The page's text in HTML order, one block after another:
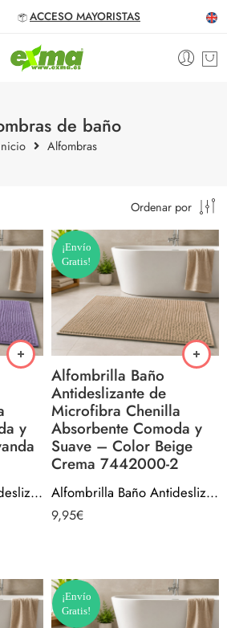
ACCESO MAYORISTAS
de baño
Alfombras
Ordenar por
y
Alfombrilla Baño Antideslizante de Microfibra Chenilla Absorbente Comoda y Suave – Color Lavanda 7442000-1
¡Envío
Gratis!
Alfombrilla Baño
Antideslizante de
Microfibra Chenilla
Absorbente Comoda y
Suave – Color Beige
Crema 7442000-2
Alfombrilla Baño Antideslizante de Microfibra Chenilla Absorbente Comoda y Suave – Color Beige Crema 7442000-2
9,95€
¡Envío
Gratis!